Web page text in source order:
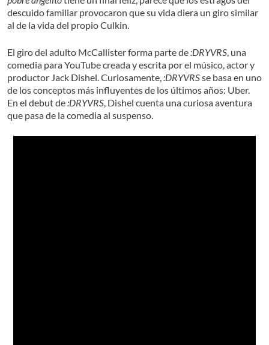
descuido familiar provocaron que su vida diera un giro similar
al de la vida del propio Culkin.
El giro del adulto McCallister forma parte de :DRYVRS , una
comedia para YouTube creada y escrita por el músico, actor y
productor Jack Dishel. Curiosamente, :DRYVRSse basa en uno
de los conceptos más influyentes de los últimos años: Uber.
En el debut de :DRYVRS , Dishel cuenta una curiosa aventura
que pasa de la comedia al suspenso.